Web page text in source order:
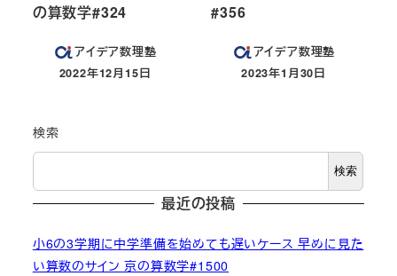
の算数学#324
アイデア数理塾
投稿日
2022年12月15日
#356
アイデア数理塾
投稿日
2023年1月30日
検索
検索
最近の投稿
小6の3学期に中学準備を始めても遅いケース 早めに見た
い算数のサイン 京の算数学#1500